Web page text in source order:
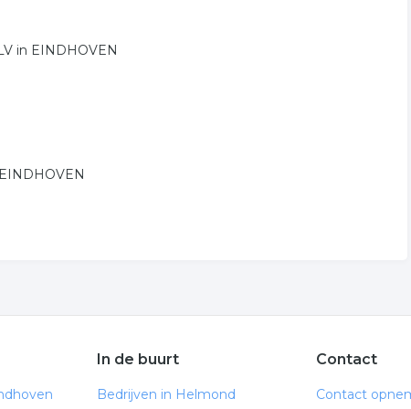
in EINDHOVEN
In de buurt
Bedrijven in Helmond
Contact
Contact